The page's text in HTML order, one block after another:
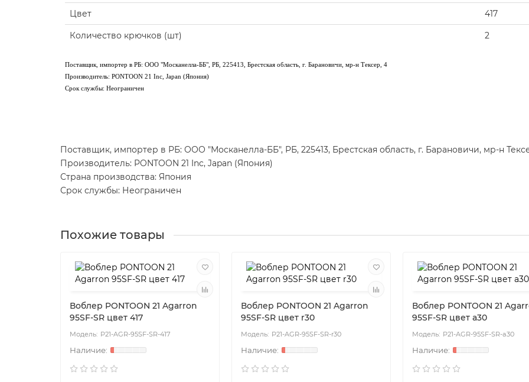
Цвет 417
Количество крючков (шт) 2
Поставщик, импортер в РБ: ООО "Москанелла-ББ", РБ, 225413, Брестская область, г. Барановичи, мр-н Тексер, 4
Производитель: PONTOON 21 Inc, Japan (Япония)
Срок службы: Неограничен
Поставщик, импортер в РБ: ООО "Москанелла-ББ", РБ, 225413, Брестская область, г. Барановичи, мр-н
Производитель: PONTOON 21 Inc, Japan (Япония)
Страна производства: Япония
Срок службы: Неограничен
Похожие товары
Воблер PONTOON 21 Agarron
95SF-SR цвет 417
P21-AGR-95SF-SR-417
Воблер PONTOON 21 Agarron
95SF-SR цвет r30
P21-AGR-95SF-SR-r30
Воблер PONTOON 21
95SF-SR цвет a30
P21-AGR-95SF-SR-a30